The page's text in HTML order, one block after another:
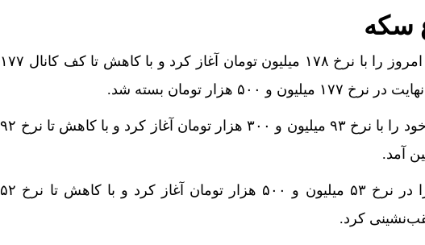
بی‌صدا اینترنت را گران کرده‌اند؟ / ماجرای «ضریب ۲.۷» چیست؟
املاک از رشد بازار مسکن عقب ماندند؟
سکه
قیمت سکه امامی معاملات امروز را با نرخ ۱۷۸ میلیون تومان آغاز کرد و با کاهش تا کف کانال ۱۷۷
۵۰۰ هزار تومان بسته شد.
قیمت نیم‌سکه نیز معاملات خود را با نرخ ۹۳ میلیون و ۳۰۰ هزار تومان آغاز کرد و با کاهش تا نرخ ۹۲
ربع‌سکه نیز معاملات خود را در نرخ ۵۳ میلیون و ۵۰۰ هزار تومان آغاز کرد و با کاهش تا نرخ ۵۲